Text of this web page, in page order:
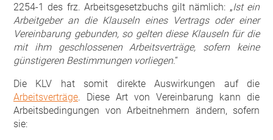
2254-1 des frz. Arbeitsgesetzbuchs gilt nämlich: „Ist ein
Arbeitgeber an die Klauseln eines Vertrags oder einer
Vereinbarung gebunden, so gelten diese Klauseln für die
mit ihm geschlossenen Arbeitsverträge, sofern keine
günstigeren Bestimmungen vorliegen.“
Die KLV hat somit direkte Auswirkungen auf die
Arbeitsverträge. Diese Art von Vereinbarung kann die
Arbeitsbedingungen von Arbeitnehmern ändern, sofern
sie: